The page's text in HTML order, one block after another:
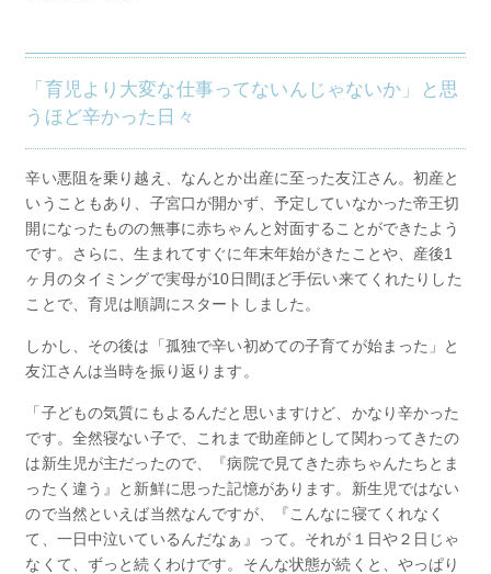
「育児より大変な仕事ってないんじゃないか」と思
うほど辛かった日々
辛い悪阻を乗り越え、なんとか出産に至った友江さん。初産と
いうこともあり、子宮口が開かず、予定していなかった帝王切
開になったものの無事に赤ちゃんと対面することができたよう
です。さらに、生まれてすぐに年末年始がきたことや、産後1
ヶ月のタイミングで実母が10日間ほど手伝い来てくれたりした
ことで、育児は順調にスタートしました。
しかし、その後は「孤独で辛い初めての子育てが始まった」と
友江さんは当時を振り返ります。
「子どもの気質にもよるんだと思いますけど、かなり辛かった
です。全然寝ない子で、これまで助産師として関わってきたの
は新生児が主だったので、『病院で見てきた赤ちゃんたちとま
ったく違う』と新鮮に思った記憶があります。新生児ではない
ので当然といえば当然なんですが、『こんなに寝てくれなく
て、一日中泣いているんだなぁ』って。それが１日や２日じゃ
なくて、ずっと続くわけです。そんな状態が続くと、やっぱり